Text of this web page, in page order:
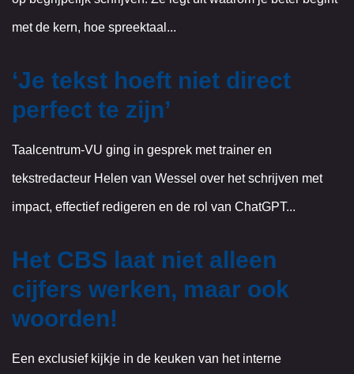
met de kern, hoe spreektaal...
‘Je tekst hoeft niet direct
perfect te zijn’
Taalcentrum-VU ging in gesprek met trainer en
tekstredacteur Helen van Wessel over het schrijven met
impact, effectief redigeren en de rol van ChatGPT...
Het CBS laat niet alleen
cijfers werken, maar ook
woorden!
Een exclusief kijkje in de keuken van het interne